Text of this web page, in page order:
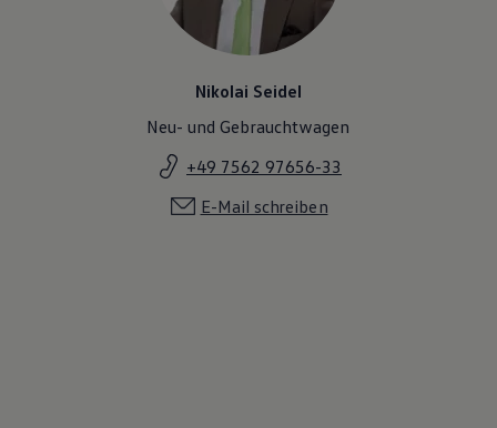
Nikolai Seidel
Neu- und Gebrauchtwagen
+49 7562 97656-33
E-Mail schreiben